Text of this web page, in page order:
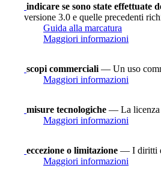
indicare se sono state effettuate
versione 3.0 e quelle precedenti
Guida alla marcatura
Maggiori informazioni
scopi commerciali — Un uso
Maggiori informazioni
misure tecnologiche — La licenza
Maggiori informazioni
eccezione o limitazione — I diritti
Maggiori informazioni